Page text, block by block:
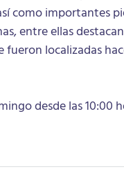
como importantes
entre ellas
fueron localizadas
desde las 10:00